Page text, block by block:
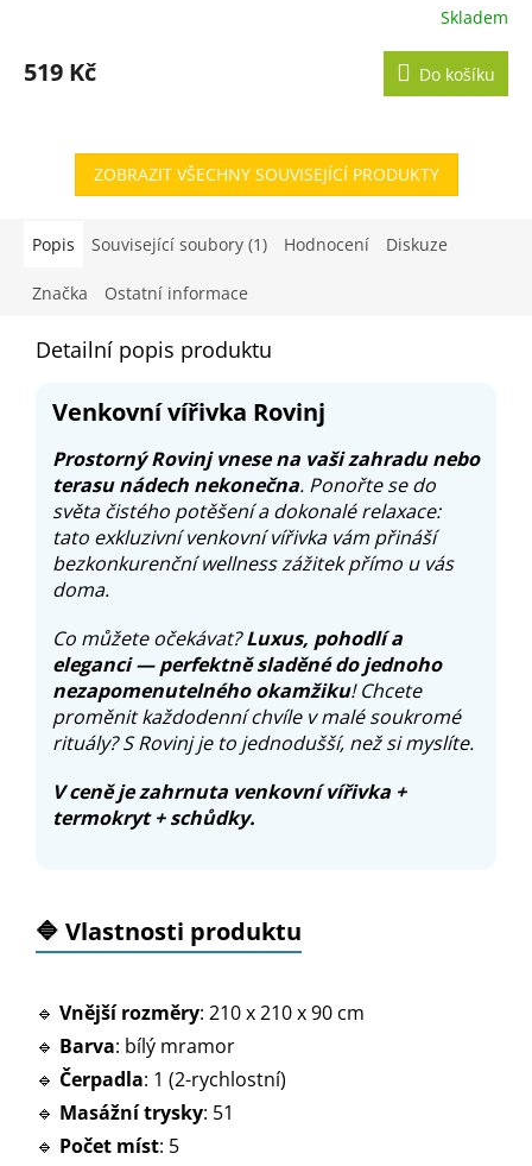
Skladem
519 Kč Do košíku
ZOBRAZIT VŠECHNY SOUVISEJÍCÍ PRODUKTY
Popis Související soubory (1) Hodnocení Diskuze
Značka Ostatní informace
Detailní popis produktu
Venkovní vířivka Rovinj
Prostorný Rovinj vnese na vaši zahradu nebo
terasu nádech nekonečna. Ponořte se do
světa čistého potěšení a dokonalé relaxace:
tato exkluzivní venkovní vířivka vám přináší
bezkonkurenční wellness zážitek přímo u vás
doma.
Co můžete očekávat?Luxus, pohodlí a
eleganci — perfektně sladěné do jednoho
nezapomenutelného okamžiku! Chcete
proměnit každodenní chvíle v malé soukromé
rituály? S Rovinj je to jednodušší, než si myslíte.
V ceně je zahrnuta venkovní vířivka +
termokryt + schůdky.
🔷 Vlastnosti produktu
🔹 Vnější rozměry: 210 x 210 x 90 cm
🔹 Barva: bílý mramor
🔹 Čerpadla: 1 (2-rychlostní)
🔹 Masážní trysky: 51
🔹 Počet míst: 5